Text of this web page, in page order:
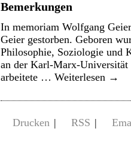
Bemerkungen
In memoriam Wolfgang
Geier gestorben. Geboren
Philosophie, Soziologie und
an der Karl-Marx-
arbeitete … Weiterlesen →
Drucken | RSS |